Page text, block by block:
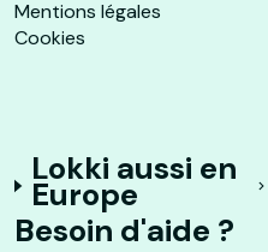
Mentions légales
Cookies
Lokki aussi en
Europe
Besoin d'aide ?